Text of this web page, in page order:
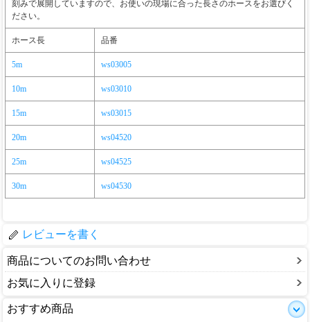
刻みで展開していますので、お使いの現場に合った長さのホースをお選びく
ださい。
ホース長 品番
5m ws03005
10m ws03010
15m ws03015
20m ws04520
25m ws04525
30m ws04530
レビューを書く
商品についてのお問い合わせ
お気に入りに登録
おすすめ商品